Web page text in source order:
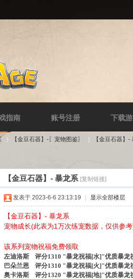
指南 账号注册 下载
【金豆石器】-〖宠物图鉴〗
›
【金豆石器】-
【金豆石器】- 暴龙系 [复制链接]
发表于 2023-6-6 23:13:19 显示全部楼层
【金豆石器】- 暴龙系
宠物成长(此表为1万次练宠数据，仅供参
该系列宠物祝福免费领取
左迪洛斯 评分1310 "暴龙祝福[水]"优质暴龙
巴朵兰恩 评分1310 "暴龙祝福[火]"优质暴龙
奥卡洛斯 评分1320 "暴龙祝福[地]"优质暴龙